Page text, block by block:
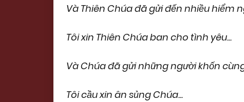
Và Thiên Chúa đã gửi đến nhiều hiểm
Tôi xin Thiên Chúa ban cho tình yêu...
Và Chúa đã gửi những người khốn
Tôi cầu xin ân sủng Chúa...